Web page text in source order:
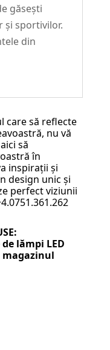
găsești
și sportivilor.
din
care să reflecte
nu vă
să
în
inspirații și
design unic și
perfect viziunii
lămpi LED